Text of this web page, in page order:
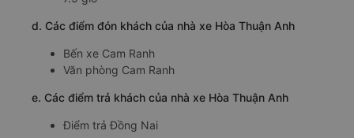
d. Các điểm đón khách của nhà xe Hòa Thuận Anh
Bến xe Cam Ranh
Văn phòng Cam Ranh
e. Các điểm trả khách của nhà xe Hòa Thuận Anh
Điểm trả Đồng Nai